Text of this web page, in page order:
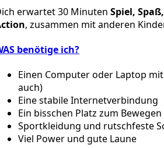
erwartet 30 MinutenSpiel,
, zusammen mit anderen
benötige ich?
Einen Computer oder Laptop
auch)
Eine stabile Internetverbindung
Ein bisschen Platz zum Bewegen
Sportkleidung und rutschfeste
Viel Power und gute Laune